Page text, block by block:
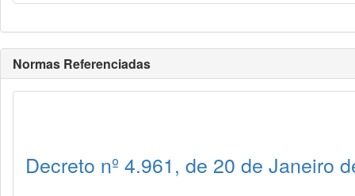
Normas Referenciadas
Decreto nº 4.961, de 20 de Janeiro